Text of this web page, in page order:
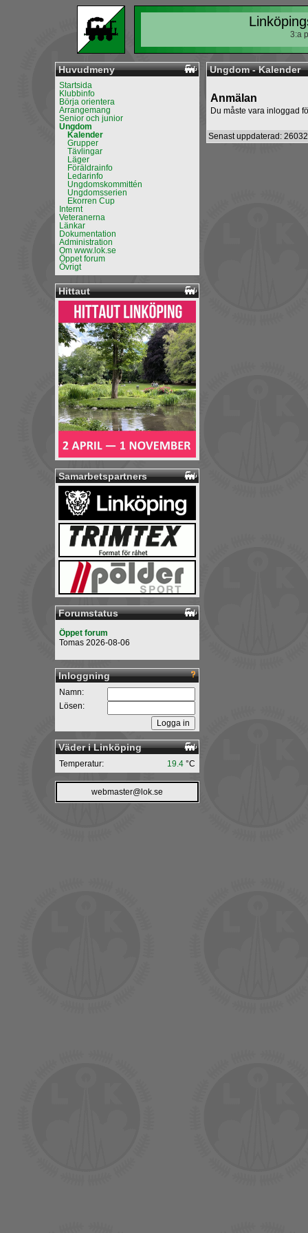
3:a
Huvudmeny
Startsida
Klubbinfo
Börja orientera
Arrangemang
Senior och junior
Ungdom
Kalender
Grupper
Tävlingar
Läger
Föräldrainfo
Ledarinfo
Ungdomskommittén
Ungdomsserien
Ekorren Cup
Internt
Veteranerna
Länkar
Dokumentation
Administration
Om www.lok.se
Öppet forum
Övrigt
Hittaut
Samarbetspartners
Forumstatus
Öppet forum
Tomas 2026-08-06
Inloggning
Namn:
Lösen:
Väder i Linköping
19.4 °C
Temperatur:
webmaster@lok.se
Ungdom - Kalender
Anmälan
Du måste vara inloggad
Senast uppdaterad: